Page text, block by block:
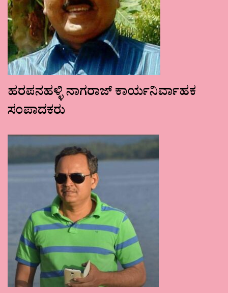
ಹರಪನಹಳ್ಳಿ ನಾಗರಾಜ್ ಕಾರ್ಯನಿರ್ವಾಹಕ
ಸಂಪಾದಕರು